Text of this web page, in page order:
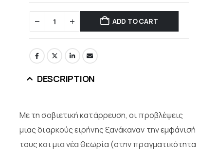
ADD TO CART
DESCRIPTION
Με τη σοβιετική κατάρρευση, οι προβλέψεις
μιας διαρκούς ειρήνης ξανάκαναν την εμφάνισή
τους και μια νέα θεωρία (στην πραγματικότητα